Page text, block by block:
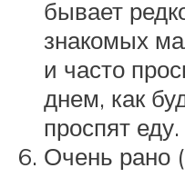
бывает
знакомых
и часто
днем, как
проспят еду.
Очень рано